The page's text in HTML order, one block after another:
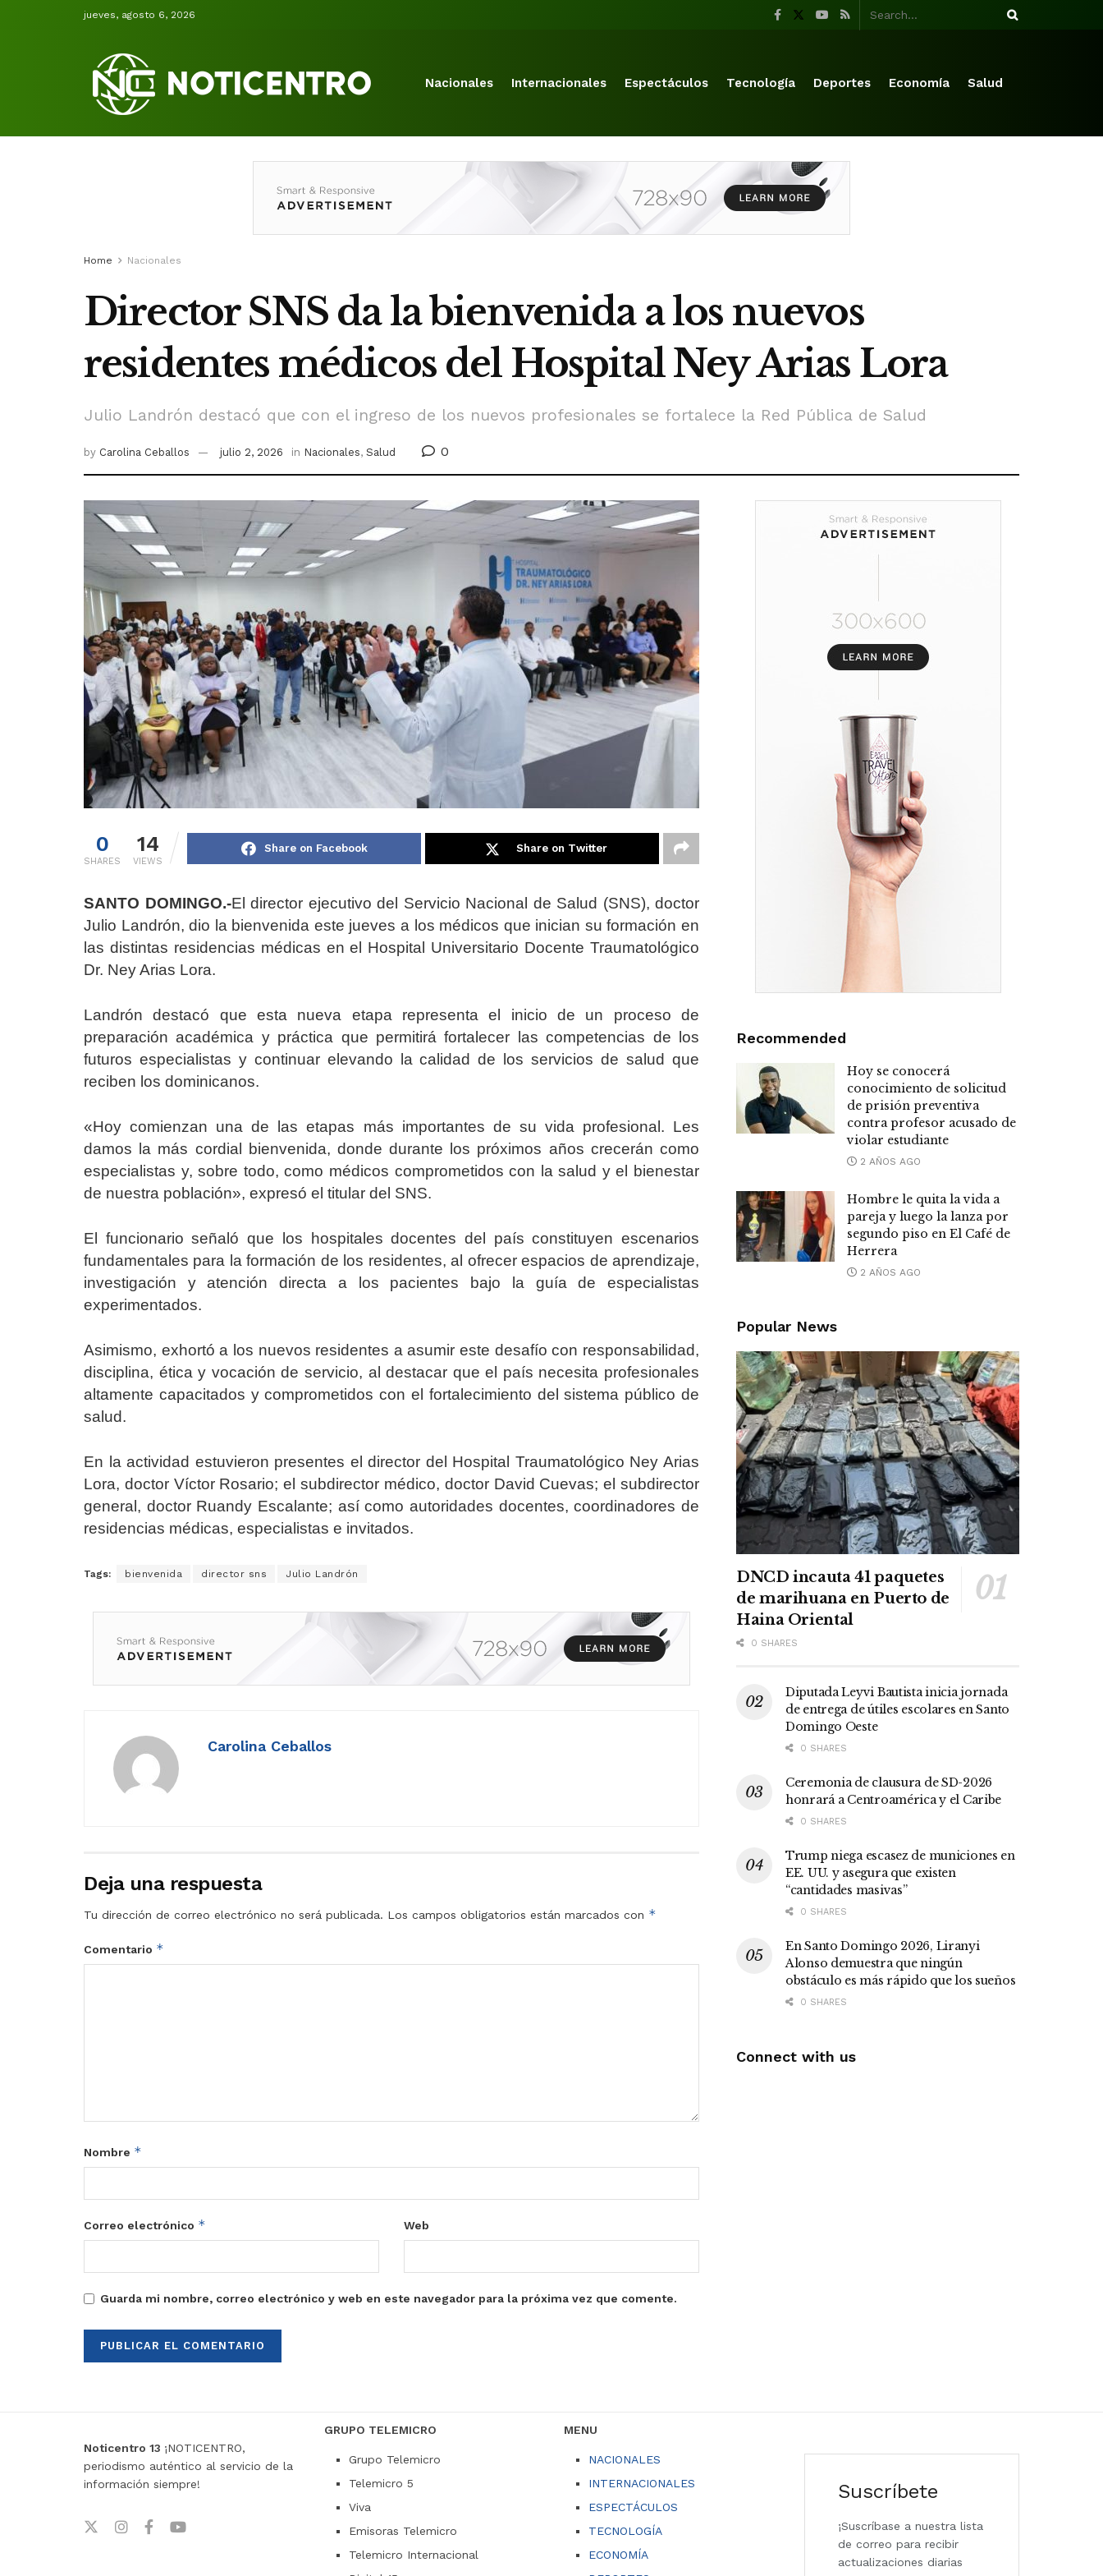
jueves, agosto 6, 2026
Nacionales Internacionales Espectáculos Tecnología Deportes Economía Salud
Home Nacionales
Director SNS da la bienvenida a los nuevos
residentes médicos del Hospital Ney Arias Lora
Julio Landrón destacó que con el ingreso de los nuevos profesionales se fortalece la Red Pública de Salud
by Carolina Ceballos julio 2, 2026 in Nacionales, Salud 0
0
SHARES
14
VIEWS
Share on Facebook Share on Twitter
SANTO DOMINGO.-El director ejecutivo del Servicio Nacional de Salud (SNS), doctor
Julio Landrón, dio la bienvenida este jueves a los médicos que inician su formación en
las distintas residencias médicas en el Hospital Universitario Docente Traumatológico
Dr. Ney Arias Lora.
Landrón destacó que esta nueva etapa representa el inicio de un proceso de
preparación académica y práctica que permitirá fortalecer las competencias de los
futuros especialistas y continuar elevando la calidad de los servicios de salud que
reciben los dominicanos.
«Hoy comienzan una de las etapas más importantes de su vida profesional. Les
damos la más cordial bienvenida, donde durante los próximos años crecerán como
especialistas y, sobre todo, como médicos comprometidos con la salud y el bienestar
de nuestra población», expresó el titular del SNS.
El funcionario señaló que los hospitales docentes del país constituyen escenarios
fundamentales para la formación de los residentes, al ofrecer espacios de aprendizaje,
investigación y atención directa a los pacientes bajo la guía de especialistas
experimentados.
Asimismo, exhortó a los nuevos residentes a asumir este desafío con responsabilidad,
disciplina, ética y vocación de servicio, al destacar que el país necesita profesionales
altamente capacitados y comprometidos con el fortalecimiento del sistema público de
salud.
En la actividad estuvieron presentes el director del Hospital Traumatológico Ney Arias
Lora, doctor Víctor Rosario; el subdirector médico, doctor David Cuevas; el subdirector
general, doctor Ruandy Escalante; así como autoridades docentes, coordinadores de
residencias médicas, especialistas e invitados.
Tags: bienvenida director sns Julio Landrón
Carolina Ceballos
Deja una respuesta
Tu dirección de correo electrónico no será publicada. Los campos obligatorios están marcados con *
Comentario *
Nombre *
Correo electrónico * Web
Guarda mi nombre, correo electrónico y web en este navegador para la próxima vez que comente.
Recommended
Hoy se conocerá
conocimiento de solicitud
de prisión preventiva
contra profesor acusado de
violar estudiante
2 AÑOS AGO
Hombre le quita la vida a
pareja y luego la lanza por
segundo piso en El Café de
Herrera
2 AÑOS AGO
Popular News
DNCD incauta 41 paquetes
de marihuana en Puerto de
Haina Oriental
0 SHARES
Diputada Leyvi Bautista inicia jornada
de entrega de útiles escolares en Santo
Domingo Oeste
0 SHARES
Ceremonia de clausura de SD-2026
honrará a Centroamérica y el Caribe
0 SHARES
Trump niega escasez de municiones en
EE. UU. y asegura que existen
“cantidades masivas”
0 SHARES
En Santo Domingo 2026, Liranyi
Alonso demuestra que ningún
obstáculo es más rápido que los sueños
0 SHARES
Connect with us
Noticentro 13 ¡NOTICENTRO,
periodismo auténtico al servicio de la
información siempre!
GRUPO TELEMICRO
Grupo Telemicro
Telemicro 5
Viva
Emisoras Telemicro
Telemicro Internacional
MENU
NACIONALES
INTERNACIONALES
ESPECTÁCULOS
TECNOLOGÍA
ECONOMÍA
Suscríbete
¡Suscríbase a nuestra lista
de correo para recibir
actualizaciones diarias